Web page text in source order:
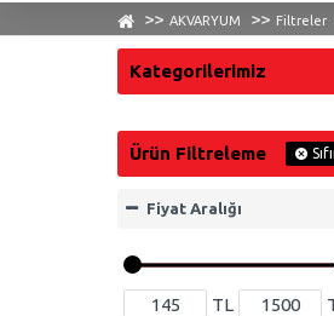
AKVARYUM Filtreler
Kategorilerimiz
Ürün Filtreleme
Fiyat Aralığı
TL